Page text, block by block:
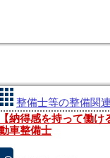
整備士等の整備関
【納得感を持って働
車整備士